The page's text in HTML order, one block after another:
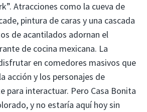
Atracciones como la cueva de
pintura de caras y una cascada
de acantilados adornan el
de cocina mexicana. La
en comedores masivos que
acción y los personajes de
para interactuar. Pero Casa Bonita
y no estaría aquí hoy sin